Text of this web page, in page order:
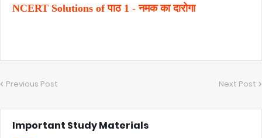
NCERT Solutions of पाठ 1 - नमक का दारोगा
Previous Post Next Post
Important Study Materials